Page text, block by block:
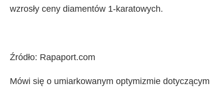
wzrosły ceny diamentów 1-karatowych.
Źródło: Rapaport.com
Mówi się o umiarkowanym optymizmie dotyczącym